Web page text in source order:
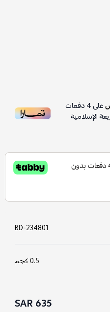
على4دفعات
الإسلامية
BD-234801
0.5 كجم
635 SAR